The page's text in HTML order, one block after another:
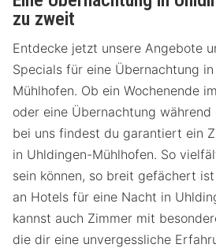
zu zweit
Entdecke jetzt unsere Angebote
Specials für eine Übernachtung
Mühlhofen. Ob ein Wochenende im
oder eine Übernachtung
bei uns findest du garantiert ein
in Uhldingen-Mühlhofen. So
sein können, so breit gefächert
an Hotels für eine Nacht in
kannst auch Zimmer mit
die dir eine unvergessliche